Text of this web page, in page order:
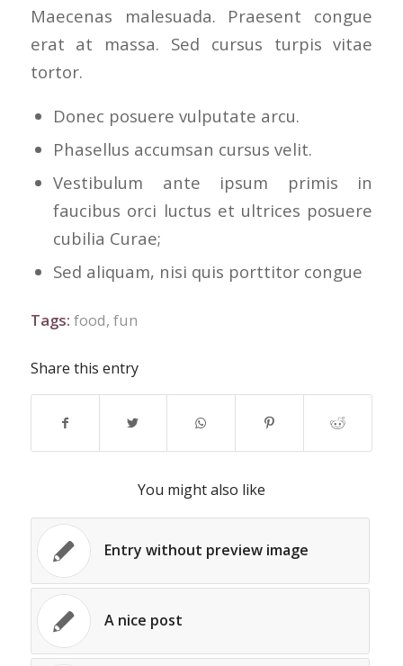
Maecenas malesuada. Praesent congue
erat at massa. Sed cursus turpis vitae
tortor.
Donec posuere vulputate arcu.
Phasellus accumsan cursus velit.
Vestibulum ante ipsum primis in
faucibus orci luctus et ultrices posuere
cubilia Curae;
Sed aliquam, nisi quis porttitor congue
Tags: food, fun
Share this entry
You might also like
Entry without preview image
A nice post